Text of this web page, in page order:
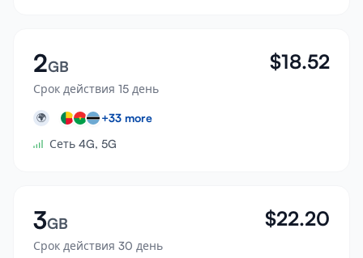
2GB
Срок действия 15 день
$18.52
🌍 +33 more
Сеть 4G, 5G
3GB
Срок действия 30 день
$22.20